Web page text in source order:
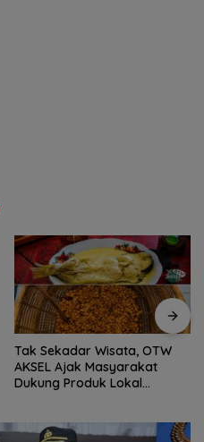
Tak Sekadar Wisata, OTW
AKSEL Ajak Masyarakat
Dukung Produk Lokal